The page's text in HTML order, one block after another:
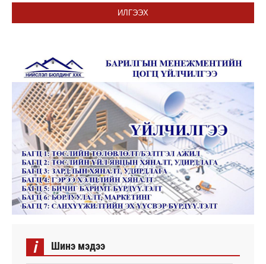
ИЛГЭЭХ
i Шинэ мэдээ